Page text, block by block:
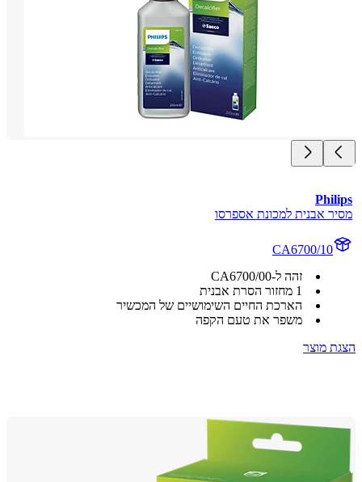
אבנית למכונת אספרסו
CA6700/10
זהה ל-CA6700/00
הארכת החיים השימושיים של המכשיר
משפר את טעם הקפה
מוצר